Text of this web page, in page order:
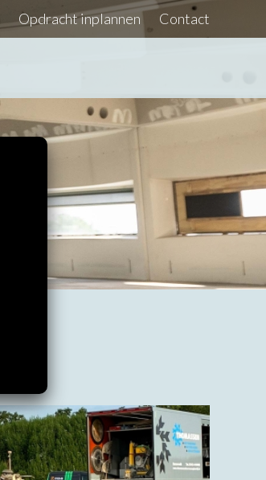
Opdracht inplannen Contact